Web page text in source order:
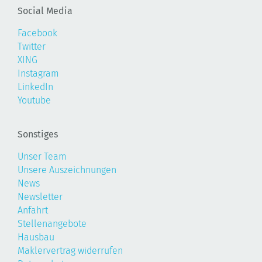
Social Media
Facebook
Twitter
XING
Instagram
LinkedIn
Youtube
Sonstiges
Unser Team
Unsere Auszeichnungen
News
Newsletter
Anfahrt
Stellenangebote
Hausbau
Maklervertrag widerrufen